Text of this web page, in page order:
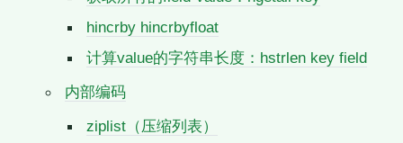
hincrby hincrbyfloat
计算value的字符串长度：hstrlen key field
内部编码
ziplist（压缩列表）